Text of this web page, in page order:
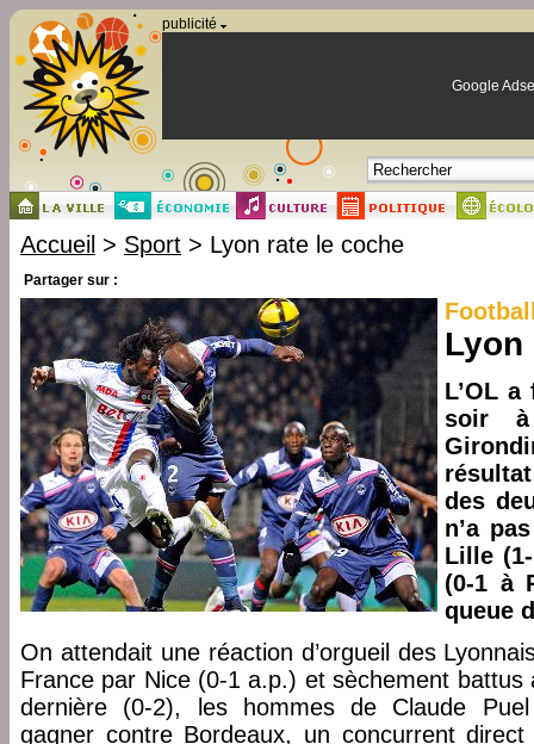
publicité
Google
Accueil > Sport > Lyon rate le coche
Partager sur :
Lyon
L’OL
soir à
des
n’a
Lille
(0-1 à
queue
On attendait une réaction d’orgueil des
France par Nice (0-1 a.p.) et sèchement battus
dernière (0-2), les hommes de Claude Puel
gagner contre Bordeaux, un concurrent
Panneau de gestion des cookies